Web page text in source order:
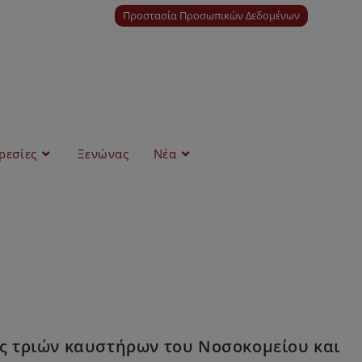
Προστασία Προσωπικών Δεδομένων
Ξενώνας Νέα
τριών καυστήρων του Νοσοκομείου και